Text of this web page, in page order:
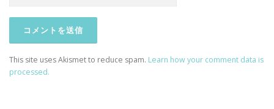
This site uses Akismet to reduce spam. Learn how your comment data is
processed.